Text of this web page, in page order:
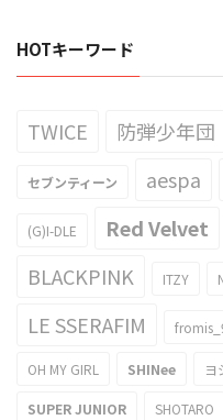
HOTキーワード
TWICE 防弾少年団
セブンティーン aespa
(G)I-DLE Red Velvet
BLACKPINK ITZY
LE SSERAFIM
OH MY GIRL SHINee ヨ
SUPER JUNIOR SHOTARO